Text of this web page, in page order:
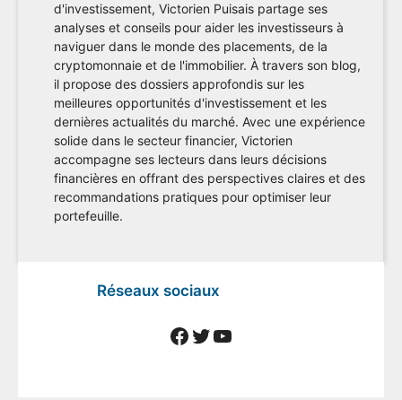
d'investissement, Victorien Puisais partage ses
analyses et conseils pour aider les investisseurs à
naviguer dans le monde des placements, de la
cryptomonnaie et de l'immobilier. À travers son blog,
il propose des dossiers approfondis sur les
meilleures opportunités d'investissement et les
dernières actualités du marché. Avec une expérience
solide dans le secteur financier, Victorien
accompagne ses lecteurs dans leurs décisions
financières en offrant des perspectives claires et des
recommandations pratiques pour optimiser leur
portefeuille.
Réseaux sociaux
Facebook
Twitter
YouTube